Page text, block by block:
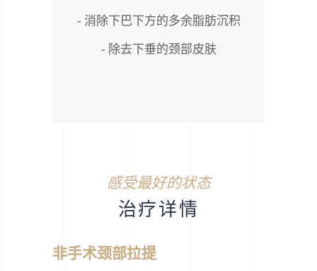
- 消除下巴下方的多余脂肪沉积
- 除去下垂的颈部皮肤
感受最好的状态
治疗详情
非手术颈部拉提